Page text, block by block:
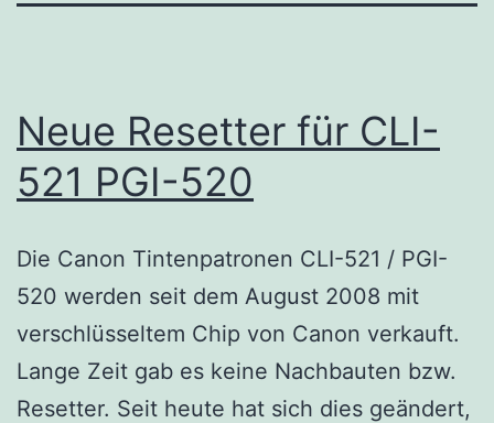
Neue Resetter für CLI-
521 PGI-520
Die Canon Tintenpatronen CLI-521 / PGI-
520 werden seit dem August 2008 mit
verschlüsseltem Chip von Canon verkauft.
Lange Zeit gab es keine Nachbauten bzw.
Resetter. Seit heute hat sich dies geändert,